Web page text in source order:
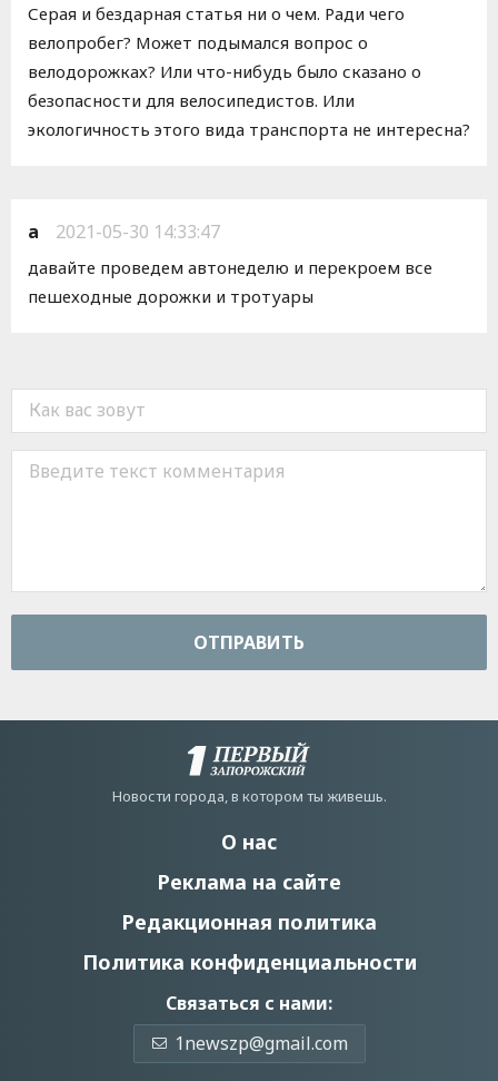
Серая и бездарная статья ни о чем. Ради чего
велопробег? Может подымался вопрос о
велодорожках? Или что-нибудь было сказано о
безопасности для велосипедистов. Или
экологичность этого вида транспорта не интересна?
а 2021-05-30 14:33:47
давайте проведем автонеделю и перекроем все
пешеходные дорожки и тротуары
ОТПРАВИТЬ
Новости города, в котором ты живешь.
О нас
Реклама на сайте
Редакционная политика
Политика конфиденциальности
Связаться с нами:
1newszp@gmail.com